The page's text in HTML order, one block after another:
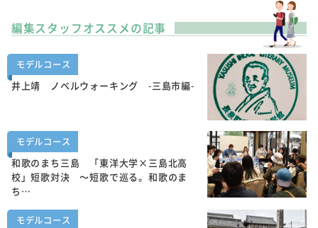
編集スタッフオススメの記事
モデルコース
井上靖 ノベルウォーキング -三島市編-
モデルコース
和歌のまち三島 「東洋大学×三島北高
校」短歌対決 ～短歌で巡る。和歌のま
ち…
モデルコース